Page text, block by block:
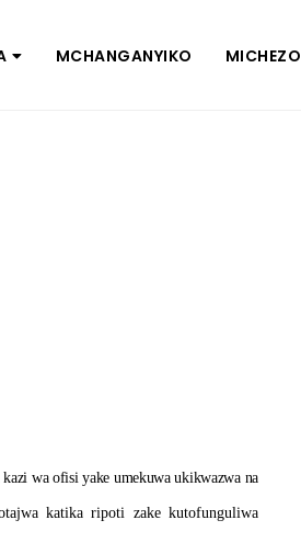
MCHANGANYIKO MICHEZO
wa ofisi yake umekuwa ukikwazwa na
katika ripoti zake kutofunguliwa